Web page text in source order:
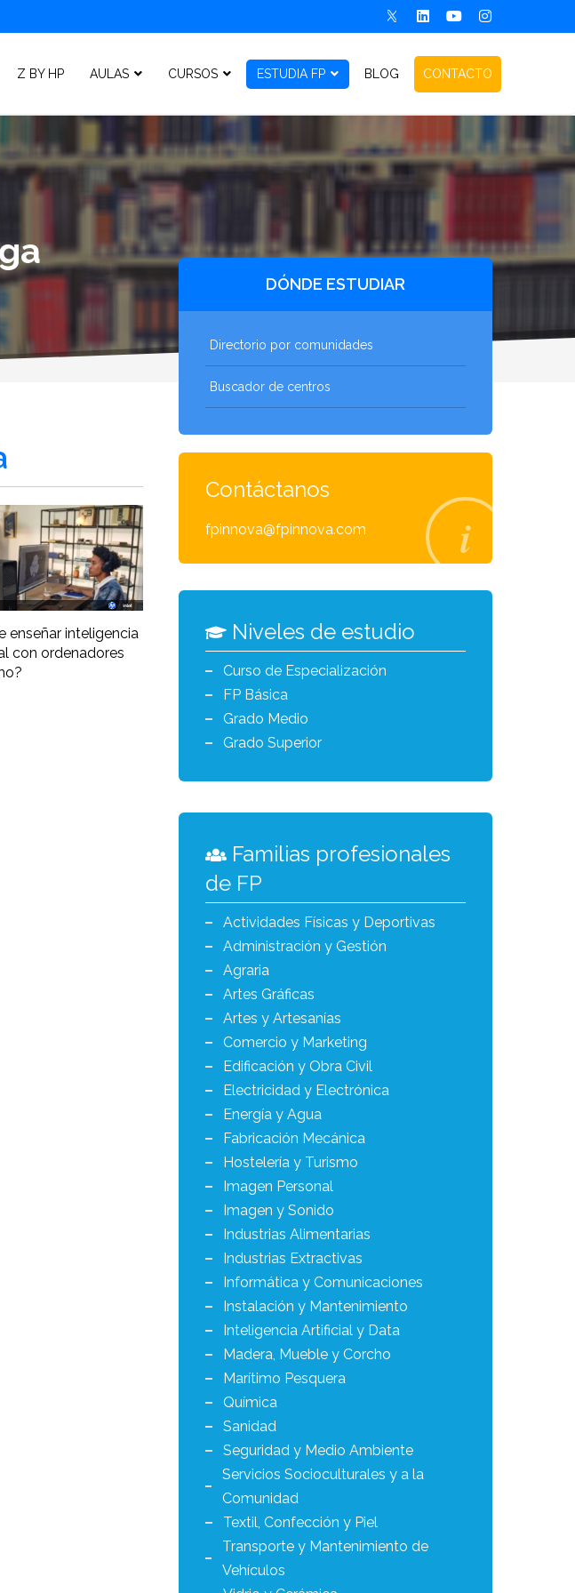
Z BY HP AULAS CURSOS ESTUDIA FP BLOG CONTACTO
enseñar inteligencia
con ordenadores
DÓNDE ESTUDIAR
Directorio por comunidades
Buscador de centros
Contáctanos
fpinnova@fpinnova.com
Niveles de estudio
Curso de Especialización
FP Básica
Grado Medio
Grado Superior
Familias profesionales
de FP
Actividades Físicas y Deportivas
Administración y Gestión
Agraria
Artes Gráficas
Artes y Artesanías
Comercio y Marketing
Edificación y Obra Civil
Electricidad y Electrónica
Energía y Agua
Fabricación Mecánica
Hostelería y Turismo
Imagen Personal
Imagen y Sonido
Industrias Alimentarias
Industrias Extractivas
Informática y Comunicaciones
Instalación y Mantenimiento
Inteligencia Artificial y Data
Madera, Mueble y Corcho
Marítimo Pesquera
Química
Sanidad
Seguridad y Medio Ambiente
Servicios Socioculturales y a la
Comunidad
Textil, Confección y Piel
Transporte y Mantenimiento de
Vehículos